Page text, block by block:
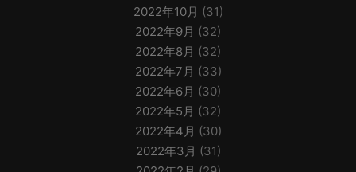
2022年10月 (31)
2022年9月 (32)
2022年8月 (32)
2022年7月 (33)
2022年6月 (30)
2022年5月 (32)
2022年4月 (30)
2022年3月 (31)